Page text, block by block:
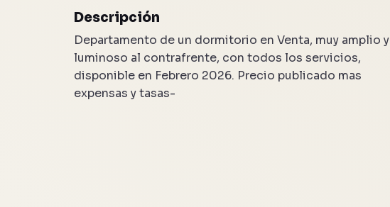
Descripción
Departamento de un dormitorio en Venta, muy amplio y
luminoso al contrafrente, con todos los servicios,
disponible en Febrero 2026. Precio publicado mas
expensas y tasas-